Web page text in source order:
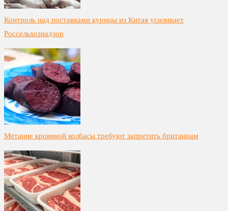
Контроль над поставками курицы из Китая усиливает
Россельхознадзор
Метание кровяной колбасы требуют запретить британцам